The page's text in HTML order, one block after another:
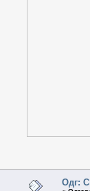
Одг: